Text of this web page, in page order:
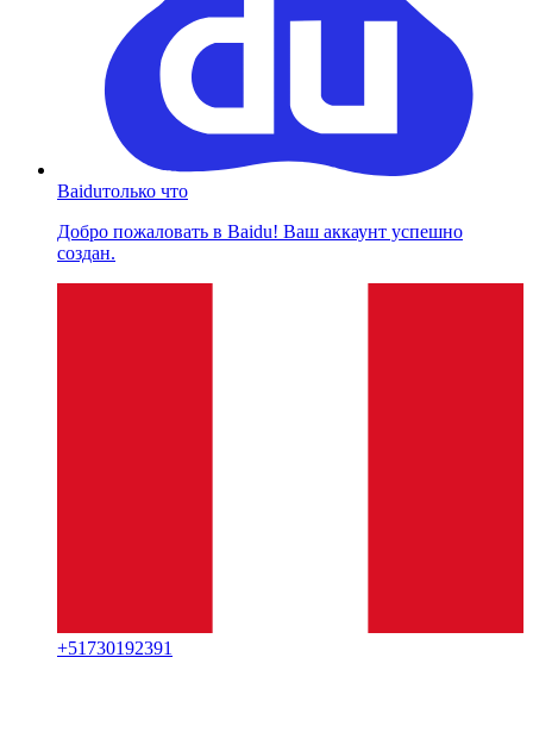
Baiduтолько что
Добро пожаловать в Baidu! Ваш аккаунт успешно
создан.
+51730192391